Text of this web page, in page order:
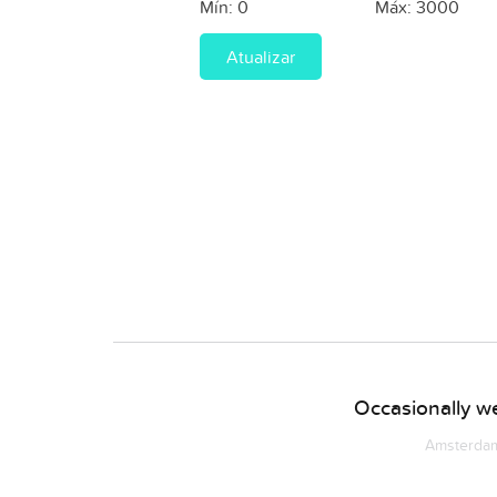
Mín: 0 Máx: 3000
Atualizar
Occasionally